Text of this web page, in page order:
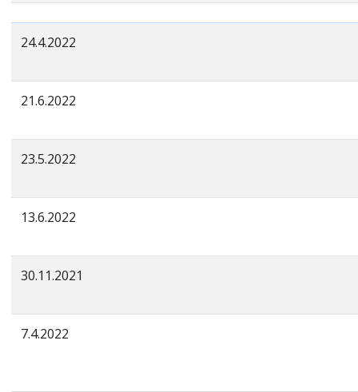
24.4.2022
21.6.2022
23.5.2022
13.6.2022
30.11.2021
7.4.2022